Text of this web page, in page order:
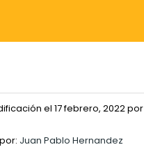
el 17 febrero, 2022 por
Juan Pablo Hernandez